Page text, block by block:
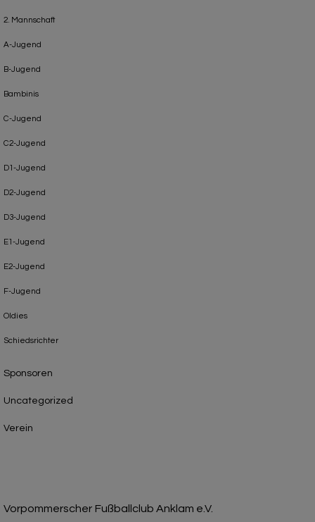
2. Mannschaft
A-Jugend
B-Jugend
Bambinis
C-Jugend
C2-Jugend
D1-Jugend
D2-Jugend
D3-Jugend
E1-Jugend
E2-Jugend
F-Jugend
Oldies
Schiedsrichter
Sponsoren
Uncategorized
Verein
Vorpommerscher Fußballclub Anklam e.V.